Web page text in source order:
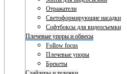
Отражатели
Светоформирующие насадки
Софтбоксы для видеосъемки
Плечевые упоры и обвесы
Follow focus
Плечевые упоры
Брекеты